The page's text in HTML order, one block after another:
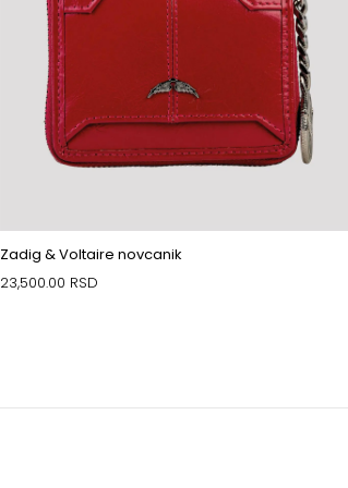
Zadig & Voltaire novcanik
23,500.00 RSD